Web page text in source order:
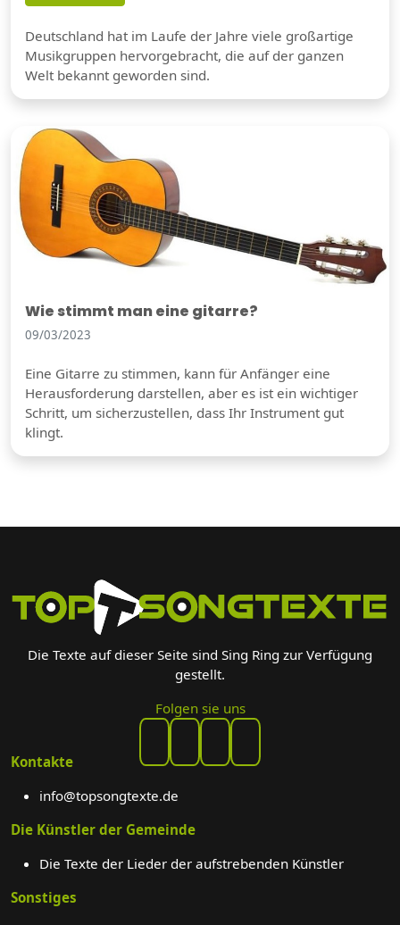
Deutschland hat im Laufe der Jahre viele großartige
Musikgruppen hervorgebracht, die auf der ganzen
Welt bekannt geworden sind.
Wie stimmt man eine gitarre?
09/03/2023
Eine Gitarre zu stimmen, kann für Anfänger eine
Herausforderung darstellen, aber es ist ein wichtiger
Schritt, um sicherzustellen, dass Ihr Instrument gut
klingt.
Die Texte auf dieser Seite sind Sing Ring zur Verfügung
gestellt.
Folgen sie uns
Kontakte
info@topsongtexte.de
Die Künstler der Gemeinde
Die Texte der Lieder der aufstrebenden Künstler
Sonstiges